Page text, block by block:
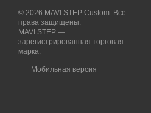
© 2026 MAVI STEP Custom. Все
права защищены.
MAVI STEP —
зарегистрированная торговая
марка.
Мобильная версия